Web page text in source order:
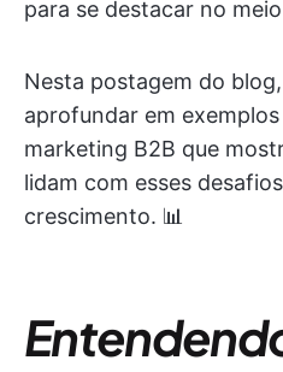
para se destacar no
Nesta postagem do
aprofundar em
marketing B2B que
lidam com esses
crescimento. 📊